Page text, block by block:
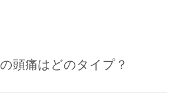
頭痛はどのタイプ？